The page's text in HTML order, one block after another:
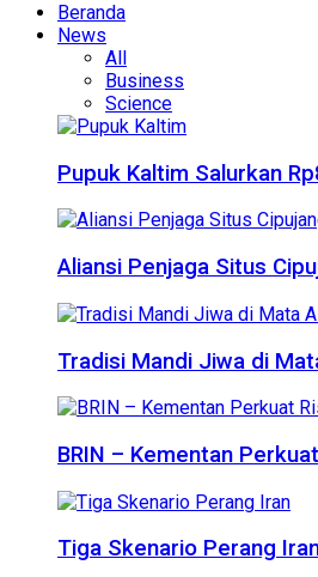
Beranda
News
All
Business
Science
Pupuk Kaltim Salurkan
Aliansi Penjaga Situs
Tradisi Mandi Jiwa di
BRIN – Kementan
Tiga Skenario Perang